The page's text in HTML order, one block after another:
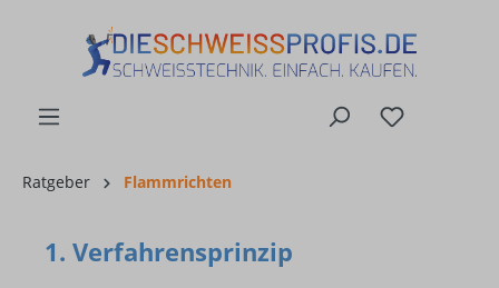
Ratgeber Flammrichten
1. Verfahrensprinzip